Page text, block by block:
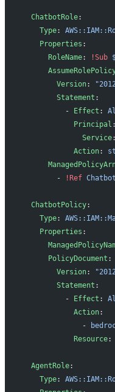
  ChatbotRole
:
    Type
:
    Properties
:
      RoleName
: !Sub
        Version
:
        Statement
:
          -
Effect :
            Principal
:
              Service
            Action
:
        -
!Ref
  ChatbotPolicy
:
    Type
:
    Properties
:
      PolicyDocument
:
        Version
:
        Statement
:
          -
Effect :
            Action
:
              -
            Resource
:
  AgentRole
:
    Type
: